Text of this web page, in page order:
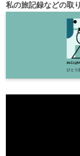
私の旅記録などの取